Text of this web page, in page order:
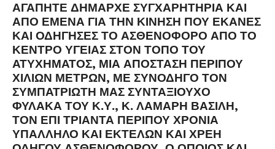
ΑΓΑΠΗΤΈ ΔΉΜΑΡΧΕ ΣΥΓΧΑΡΗΤΉΡΙΑ ΚΑΙ
ΑΠΌ ΕΜΈΝΑ ΓΙΑ ΤΗΝ ΚΊΝΗΣΗ ΠΟΥ ΈΚΑΝΕΣ
ΚΑΙ ΟΔΉΓΗΣΕΣ ΤΟ ΑΣΘΕΝΟΦΌΡΟ ΑΠΌ ΤΟ
ΚΈΝΤΡΟ ΥΓΕΊΑΣ ΣΤΟΝ ΤΌΠΟ ΤΟΥ
ΑΤΥΧΉΜΑΤΟΣ, ΜΙΑ ΑΠΌΣΤΑΣΗ ΠΕΡΊΠΟΥ
ΧΙΛΊΩΝ ΜΈΤΡΩΝ, ΜΕ ΣΥΝΟΔΗΓΌ ΤΟΝ
ΣΥΜΠΑΤΡΙΏΤΗ ΜΑΣ ΣΥΝΤΑΞΙΟΎΧΟ
ΦΎΛΑΚΑ ΤΟΥ Κ.Υ., Κ. ΛΆΜΑΡΗ ΒΑΣΊΛΗ,
ΤΟΝ ΕΠΊ ΤΡΙΆΝΤΑ ΠΕΡΊΠΟΥ ΧΡΌΝΙΑ
ΥΠΆΛΛΗΛΟ ΚΑΙ ΕΚΤΕΛΏΝ ΚΑΙ ΧΡΈΗ